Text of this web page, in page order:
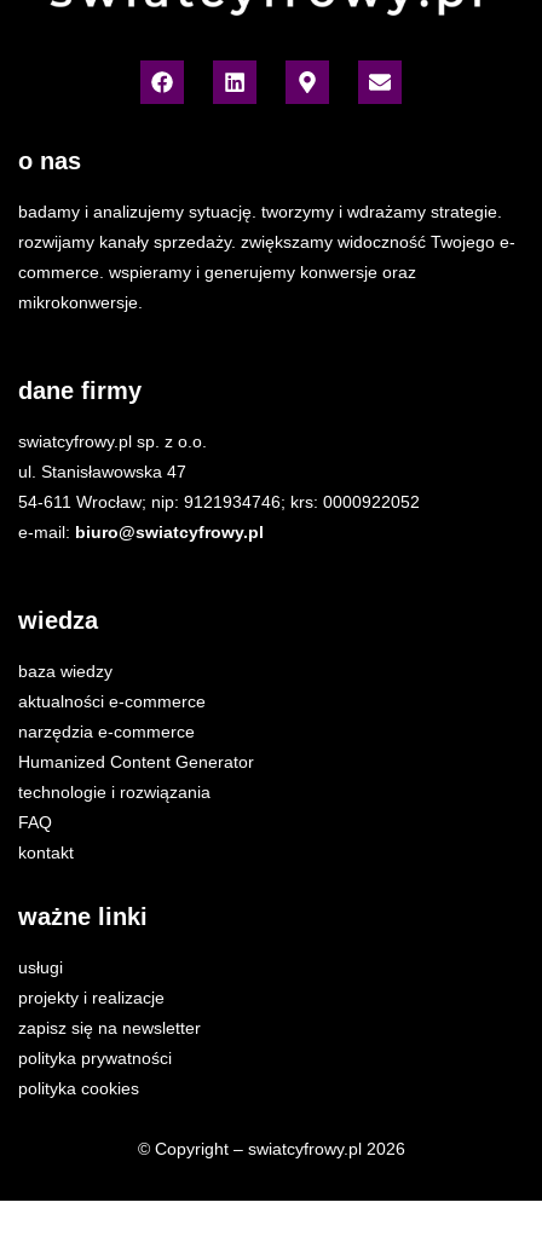
o nas
badamy i analizujemy sytuację. tworzymy i wdrażamy strategie.
rozwijamy kanały sprzedaży. zwiększamy widoczność Twojego e-
commerce. wspieramy i generujemy konwersje oraz
mikrokonwersje.
dane firmy
swiatcyfrowy.pl sp. z o.o.
ul. Stanisławowska 47
54-611 Wrocław; nip: 9121934746; krs: 0000922052
e-mail: biuro@swiatcyfrowy.pl
wiedza
baza wiedzy
aktualności e-commerce
narzędzia e-commerce
Humanized Content Generator
technologie i rozwiązania
FAQ
kontakt
ważne linki
usługi
projekty i realizacje
zapisz się na newsletter
polityka prywatności
polityka cookies
© Copyright – swiatcyfrowy.pl 2026